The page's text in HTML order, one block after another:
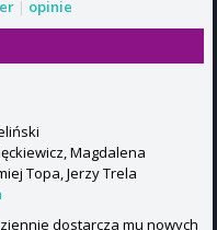
| opinie
Magdalena
Topa, Jerzy Trela
dostarcza mu nowych